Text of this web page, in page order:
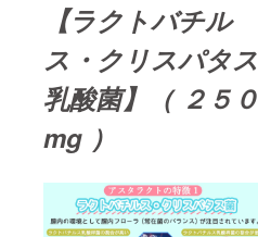
【ラクトバチル
ス・クリスパタス
乳酸菌】（ ２５０
mg ）